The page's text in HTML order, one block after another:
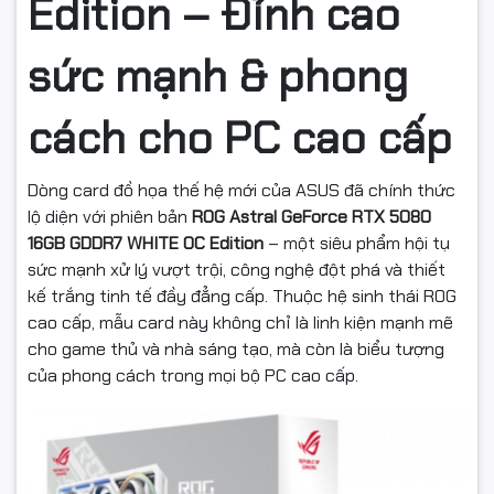
Edition – Đỉnh cao
sức mạnh & phong
cách cho PC cao cấp
Dòng card đồ họa thế hệ mới của ASUS đã chính thức
lộ diện với phiên bản ROG Astral GeForce RTX 5080
16GB GDDR7 WHITE OC Edition – một siêu phẩm hội tụ
sức mạnh xử lý vượt trội, công nghệ đột phá và thiết
kế trắng tinh tế đầy đẳng cấp. Thuộc hệ sinh thái ROG
cao cấp, mẫu card này không chỉ là linh kiện mạnh mẽ
cho game thủ và nhà sáng tạo, mà còn là biểu tượng
của phong cách trong mọi bộ PC cao cấp.